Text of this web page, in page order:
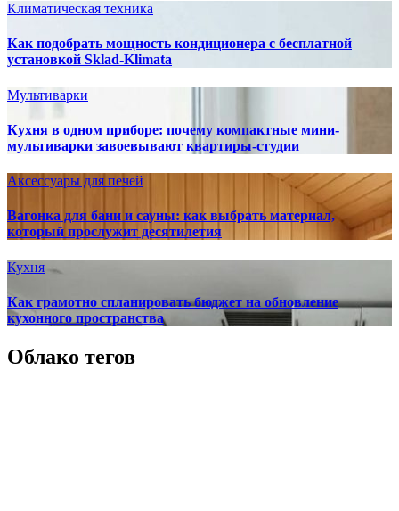
Климатическая техника
Как подобрать мощность кондиционера с бесплатной
установкой Sklad-Klimata
Мультиварки
Кухня в одном приборе: почему компактные мини-
мультиварки завоевывают квартиры-студии
Аксессуары для печей
Вагонка для бани и сауны: как выбрать материал,
который прослужит десятилетия
Кухня
Как грамотно спланировать бюджет на обновление
кухонного пространства
Облако тегов